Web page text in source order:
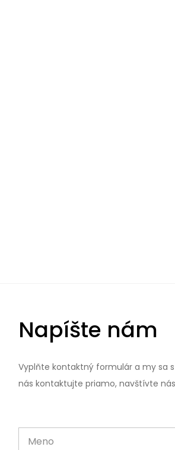
Napíšte nám
Vyplňte kontaktný formulár a my sa
nás kontaktujte priamo, navštívte
Meno